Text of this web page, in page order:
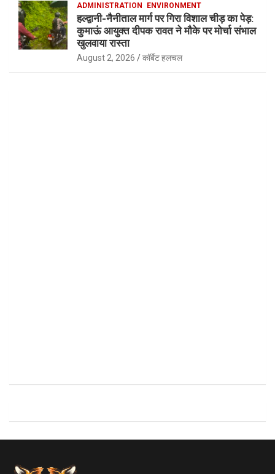
ADMINISTRATION ENVIRONMENT
हल्द्वानी-नैनीताल मार्ग पर गिरा विशाल चीड़ का पेड़:
कुमाऊं आयुक्त दीपक रावत ने मौके पर मोर्चा संभाल
खुलवाया रास्ता
August 2, 2026 कॉर्बेट हलचल